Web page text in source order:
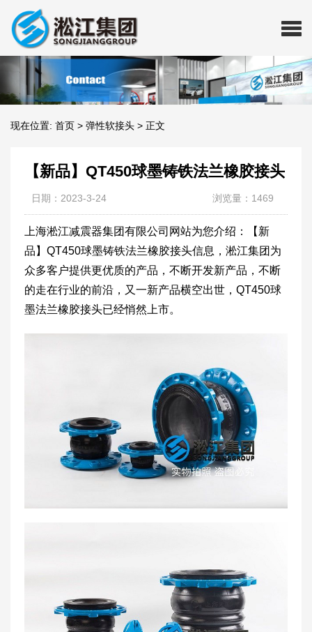
现在位置: 首页 > 弹性软接头 > 正文
【新品】QT450球墨铸铁法兰橡胶接头
日期：2023-3-24 浏览量：1469
上海淞江减震器集团有限公司网站为您介绍：【新
品】QT450球墨铸铁法兰橡胶接头信息，淞江集团为
众多客户提供更优质的产品，不断开发新产品，不断
的走在行业的前沿，又一新产品横空出世，QT450球
墨法兰橡胶接头已经悄然上市。